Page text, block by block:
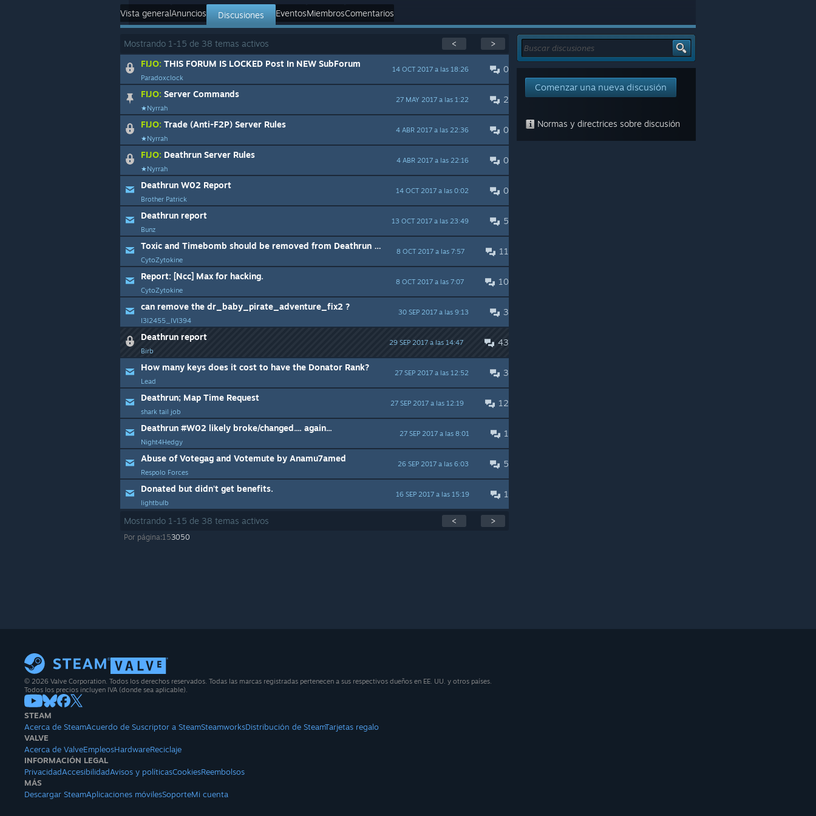
Vista generalAnuncios Discusiones EventosMiembrosComentarios
< >
Mostrando 1 -15 de 38 temas activos
0
14 OCT 2017 a las 18:26
FIJO: THIS FORUM IS LOCKED Post In NEW SubForum
Paradoxclock
2
27 MAY 2017 a las 1:22
FIJO: Server Commands
★Nyrrah
0
4 ABR 2017 a las 22:36
FIJO: Trade (Anti-F2P) Server Rules
★Nyrrah
0
4 ABR 2017 a las 22:16
FIJO: Deathrun Server Rules
★Nyrrah
0
14 OCT 2017 a las 0:02
Deathrun W02 Report
Brother Patrick
5
13 OCT 2017 a las 23:49
Deathrun report
Bunz
11
8 OCT 2017 a las 7:57
Toxic and Timebomb should be removed from Deathrun rtd.
CytoZytokine
10
8 OCT 2017 a las 7:07
Report: [Ncc] Max for hacking.
CytoZytokine
3
30 SEP 2017 a las 9:13
can remove the dr_baby_pirate_adventure_fix2 ?
I3I2455_IVI394
43
29 SEP 2017 a las 14:47
Deathrun report
Birb
3
27 SEP 2017 a las 12:52
How many keys does it cost to have the Donator Rank?
Lead
12
27 SEP 2017 a las 12:19
Deathrun; Map Time Request
shark tail job
1
27 SEP 2017 a las 8:01
Deathrun #W02 likely broke/changed.... again...
Night4Hedgy
5
26 SEP 2017 a las 6:03
Abuse of Votegag and Votemute by Anamu7amed
Respolo Forces
1
16 SEP 2017 a las 15:19
Donated but didn't get benefits.
lightbulb
< >
Mostrando 1 -15 de 38 temas activos
Por página:153050
Comenzar una nueva discusión
Normas y directrices sobre discusión
© 2026 Valve Corporation. Todos los derechos reservados. Todas las marcas registradas pertenecen a sus respectivos dueños en EE. UU. y otros países.
Todos los precios incluyen IVA (donde sea aplicable).
STEAM
Acerca de SteamAcuerdo de Suscriptor a SteamSteamworksDistribución de SteamTarjetas regalo
VALVE
Acerca de ValveEmpleosHardwareReciclaje
INFORMACIÓN LEGAL
PrivacidadAccesibilidadAvisos y políticasCookiesReembolsos
MÁS
Descargar SteamAplicaciones móvilesSoporteMi cuenta